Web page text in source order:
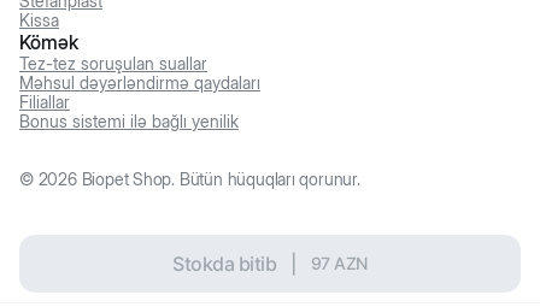
Stokda bitib 97 AZN
Kissa
Kömək
Tez-tez soruşulan suallar
Məhsul dəyərləndirmə qaydaları
Filiallar
Bonus sistemi ilə bağlı yenilik
© 2026Biopet Shop. Bütün hüquqları qorunur.